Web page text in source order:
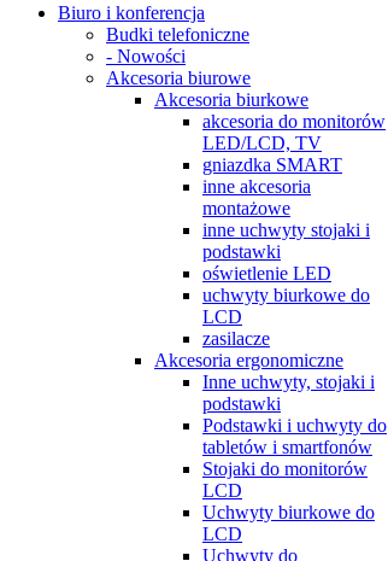
Biuro i konferencja
Budki telefoniczne
- Nowości
Akcesoria biurowe
Akcesoria biurkowe
akcesoria do monitorów
LED/LCD, TV
gniazdka SMART
inne akcesoria
montażowe
inne uchwyty stojaki i
podstawki
oświetlenie LED
uchwyty biurkowe do
LCD
zasilacze
Akcesoria ergonomiczne
Inne uchwyty, stojaki i
podstawki
Podstawki i uchwyty do
tabletów i smartfonów
Stojaki do monitorów
LCD
Uchwyty biurkowe do
LCD
Uchwyty do